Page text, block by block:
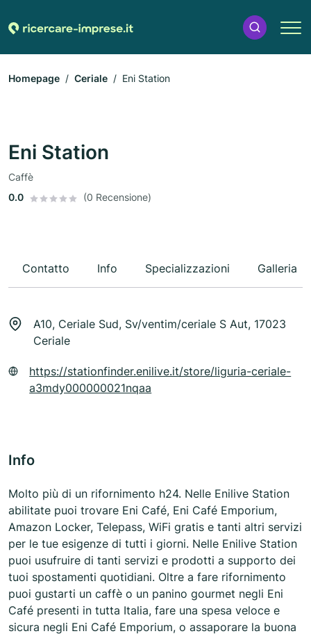
Homepage Ceriale Eni Station
Eni Station
Caffè
0.0
(0 Recensione)
Contatto Info Specializzazioni Galleria
A10, Ceriale Sud, Sv/ventim/ceriale S Aut, 17023
Ceriale
https://stationfinder.enilive.it/store/liguria-ceriale-
a3mdy000000021nqaa
Info
Molto più di un rifornimento h24. Nelle Enilive Station
abilitate puoi trovare Eni Café, Eni Café Emporium,
Amazon Locker, Telepass, WiFi gratis e tanti altri servizi
per le tue esigenze di tutti i giorni. Nelle Enilive Station
puoi usufruire di tanti servizi e prodotti a supporto dei
tuoi spostamenti quotidiani. Oltre a fare rifornimento
puoi gustarti un caffè o un panino gourmet negli Eni
Café presenti in tutta Italia, fare una spesa veloce e
sicura negli Eni Café Emporium, o assaporare la buona